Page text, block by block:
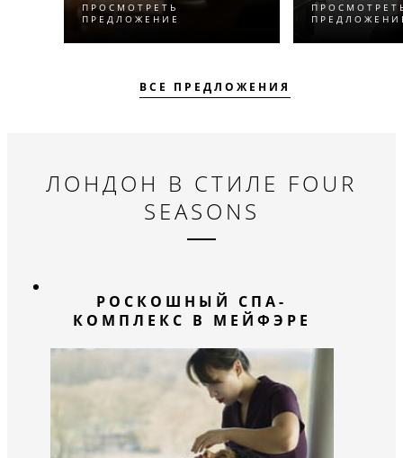
Испытайте нечто
пребывание еще более
ПРОСМОТРЕТЬ
ПРЕДЛОЖЕНИЕ
Получите
ВСЕ ПРЕДЛОЖЕНИЯ
ЛОНДОН В СТИЛЕ FOUR
SEASONS
РОСКОШНЫЙ СПА-
КОМПЛЕКС В МЕЙФЭРЕ